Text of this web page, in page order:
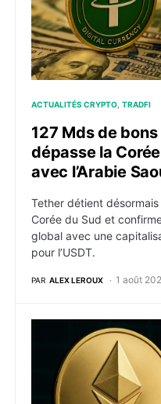
ACTUALITÉS CRYPTO TRADFI
127 Mds de
dépasse la
avec l’Arabie
Tether détient
Corée du Sud et
global avec une
pour l’USDT.
PAR ALEX LEROUX 1 août
Ethereum affole